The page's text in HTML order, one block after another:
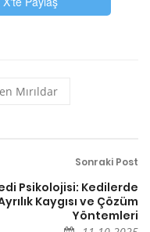
Mırıldar
Sonraki Post
Psikolojisi: Kedilerde
Kaygısı ve Çözüm
Yöntemleri